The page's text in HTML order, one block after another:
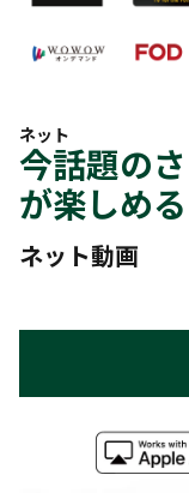
ネット
今話題の
が楽しめる
ネット動画